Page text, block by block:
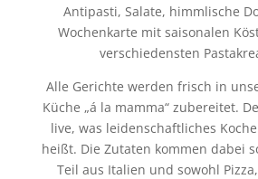
Antipasti, Salate, himmlische
Wochenkarte mit saisonalen
verschiedensten
Alle Gerichte werden frisch in
Küche „á la mamma“ zubereitet.
live, was leidenschaftliches
heißt. Die Zutaten kommen dabei
Teil aus Italien und sowohl